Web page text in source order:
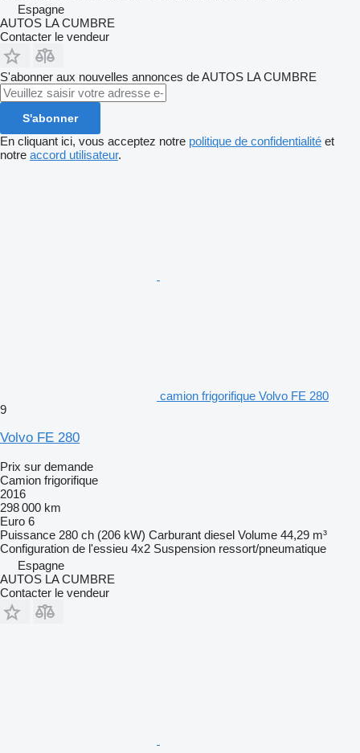
Espagne
AUTOS LA CUMBRE
Contacter le vendeur
S'abonner aux nouvelles annonces de AUTOS LA CUMBRE
S'abonner
En cliquant ici, vous acceptez notre politique de confidentialité et
notre accord utilisateur.
camion frigorifique Volvo FE 280
9
Volvo FE 280
Prix sur demande
Camion frigorifique
2016
298 000 km
Euro 6
Puissance 280 ch (206 kW) Carburant diesel Volume 44,29 m³
Configuration de l'essieu 4x2 Suspension ressort/pneumatique
Espagne
AUTOS LA CUMBRE
Contacter le vendeur